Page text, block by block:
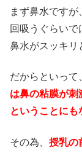
まず鼻水です
回吸うぐらい
鼻水がスッキリ
だからといって
は鼻の粘膜が刺
ということに
その為、 授乳の